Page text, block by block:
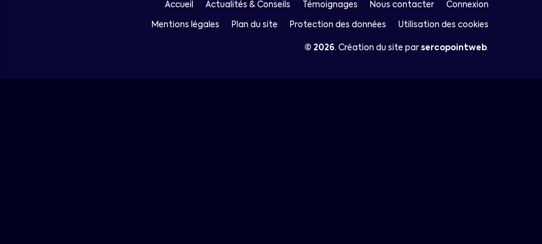
Accueil Actualités & Conseils Témoignages Nous contacter Connexion
Mentions légales Plan du site Protection des données Utilisation des cookies
© 2026.Création du site parsercopointweb.